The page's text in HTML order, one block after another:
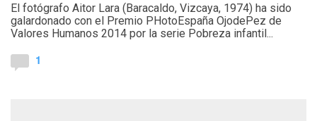
El fotógrafo Aitor Lara (Baracaldo, Vizcaya, 1974) ha sido
galardonado con el Premio PHotoEspaña OjodePez de
Valores Humanos 2014 por la serie Pobreza infantil...
1